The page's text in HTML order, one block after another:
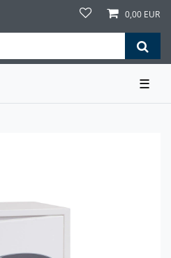
0,00 EUR
☰